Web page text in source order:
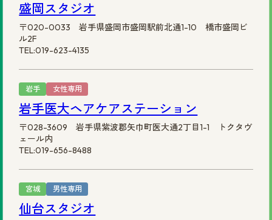
盛岡スタジオ
〒020-0033 岩手県盛岡市盛岡駅前北通1-10 橋市盛岡ビ
ル2F
TEL:019-623-4135
岩手 女性専用
岩手医大ヘアケアステーション
〒028-3609 岩手県紫波郡矢巾町医大通2丁目1-1 トクタヴ
ェール内
TEL:019-656-8488
宮城 男性専用
仙台スタジオ